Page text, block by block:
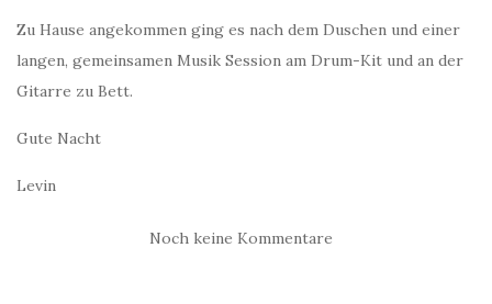
Zu Hause angekommen ging es nach dem Duschen und einer
langen, gemeinsamen Musik Session am Drum-Kit und an der
Gitarre zu Bett.
Gute Nacht
Levin
Noch keine Kommentare